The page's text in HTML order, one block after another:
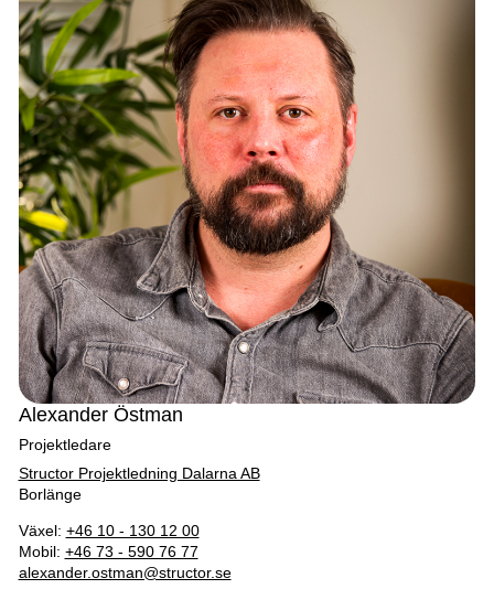
Alexander Östman
Projektledare
Structor Projektledning Dalarna AB
Borlänge
Växel: +46 10 - 130 12 00
Mobil: +46 73 - 590 76 77
alexander.ostman@structor.se